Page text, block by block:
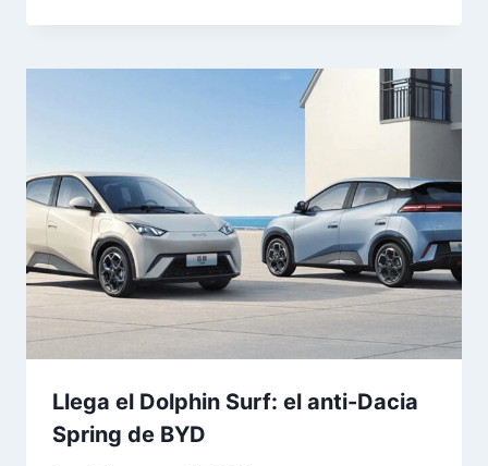
Llega el Dolphin Surf: el anti-Dacia
Spring de BYD